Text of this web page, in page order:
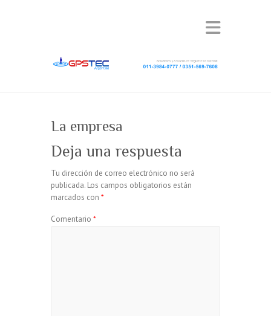
La empresa
Deja una respuesta
Tu dirección de correo electrónico no será
publicada. Los campos obligatorios están
marcados con *
Comentario *